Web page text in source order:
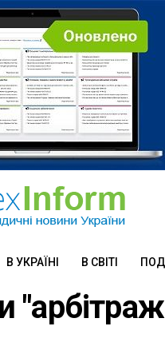
В УКРАЇНІ В СВІТІ